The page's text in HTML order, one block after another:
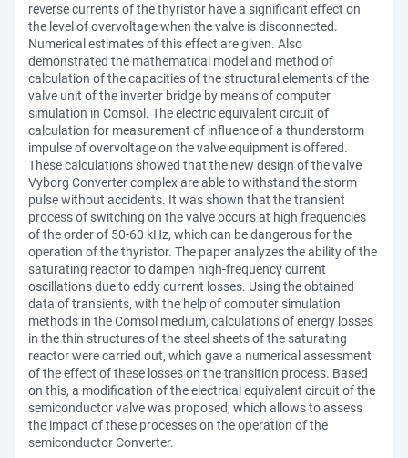
reverse currents of the thyristor have a significant effect on
the level of overvoltage when the valve is disconnected.
Numerical estimates of this effect are given. Also
demonstrated the mathematical model and method of
calculation of the capacities of the structural elements of the
valve unit of the inverter bridge by means of computer
simulation in Comsol. The electric equivalent circuit of
calculation for measurement of influence of a thunderstorm
impulse of overvoltage on the valve equipment is offered.
These calculations showed that the new design of the valve
Vyborg Converter complex are able to withstand the storm
pulse without accidents. It was shown that the transient
process of switching on the valve occurs at high frequencies
of the order of 50-60 kHz, which can be dangerous for the
operation of the thyristor. The paper analyzes the ability of the
saturating reactor to dampen high-frequency current
oscillations due to eddy current losses. Using the obtained
data of transients, with the help of computer simulation
methods in the Comsol medium, calculations of energy losses
in the thin structures of the steel sheets of the saturating
reactor were carried out, which gave a numerical assessment
of the effect of these losses on the transition process. Based
on this, a modification of the electrical equivalent circuit of the
semiconductor valve was proposed, which allows to assess
the impact of these processes on the operation of the
semiconductor Converter.